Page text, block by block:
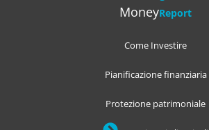
MoneyReport
Come Investire
Pianificazione finanziaria
Protezione patrimoniale